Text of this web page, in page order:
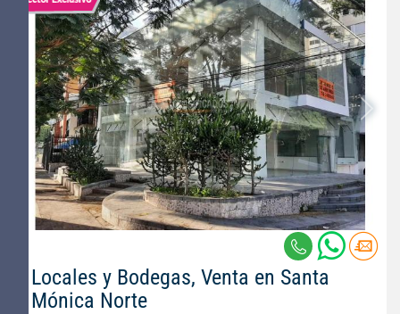
Locales y Bodegas, Venta en Santa
Mónica Norte